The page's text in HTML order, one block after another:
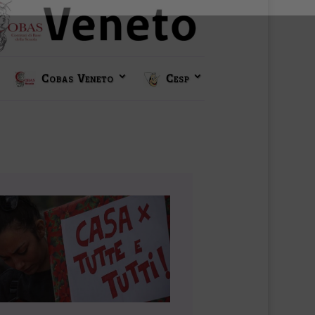
Cobas Veneto Cesp